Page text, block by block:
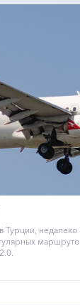
недалеко